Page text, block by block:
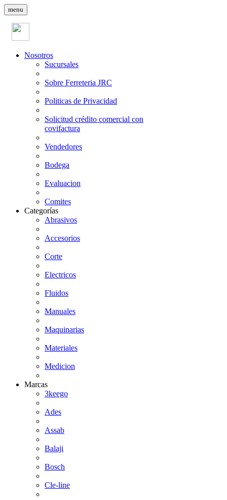
menu
Nosotros
Sucursales
Sobre Ferreteria JRC
Politicas de Privacidad
Solicitud crédito comercial con
covifactura
Vendedores
Bodega
Evaluacion
Comites
Categorías
Abrasivos
Accesorios
Corte
Electricos
Fluidos
Manuales
Maquinarias
Materiales
Medicion
Marcas
3keego
Ades
Assab
Balaji
Bosch
Cle-line